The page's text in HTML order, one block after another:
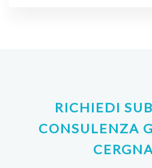
RICHIEDI
CONSULENZA